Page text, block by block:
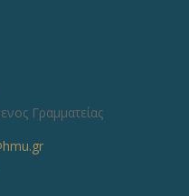
Γραμματείας